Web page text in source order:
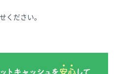
ください。